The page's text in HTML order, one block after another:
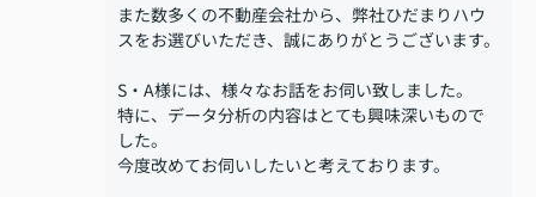
また数多くの不動産会社から、弊社ひだまりハウ
スをお選びいただき、誠にありがとうございます。
S・A様には、様々なお話をお伺い致しました。
特に、データ分析の内容はとても興味深いもので
した。
今度改めてお伺いしたいと考えております。